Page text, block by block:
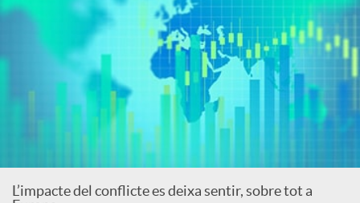
L’impacte del conflicte es deixa sentir, sobre tot a